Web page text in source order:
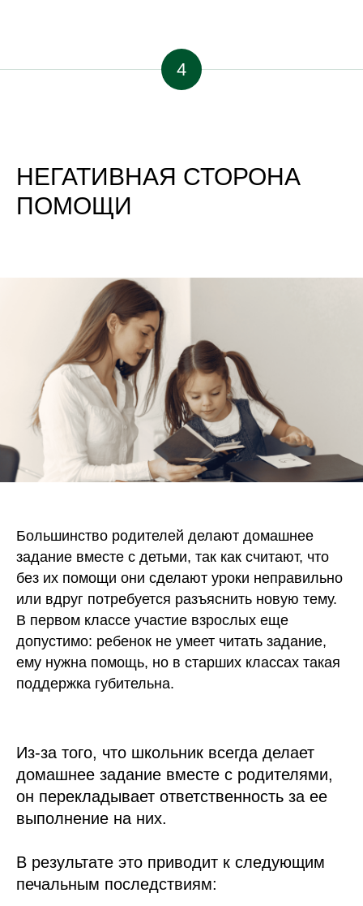
4
НЕГАТИВНАЯ СТОРОНА
ПОМОЩИ
Большинство родителей делают домашнее
задание вместе с детьми, так как считают, что
без их помощи они сделают уроки неправильно
или вдруг потребуется разъяснить новую тему.
В первом классе участие взрослых еще
допустимо: ребенок не умеет читать задание,
ему нужна помощь, но в старших классах такая
поддержка губительна.
Из-за того, что школьник всегда делает
домашнее задание вместе с родителями,
он перекладывает ответственность за ее
выполнение на них.
В результате это приводит к следующим
печальным последствиям: